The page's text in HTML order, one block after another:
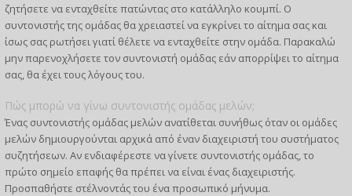
ζητήσετε να ενταχθείτε πατώντας στο κατάλληλο κουμπί. Ο
συντονιστής της ομάδας θα χρειαστεί να εγκρίνει το αίτημα σας και
ίσως σας ρωτήσει γιατί θέλετε να ενταχθείτε στην ομάδα. Παρακαλώ
μην παρενοχλήσετε τον συντονιστή ομάδας εάν απορρίψει το αίτημα
σας, θα έχει τους λόγους του.
Πώς μπορώ να γίνω συντονιστής ομάδας μελών;
Ένας συντονιστής ομάδας μελών ανατίθεται συνήθως όταν οι ομάδες
μελών δημιουργούνται αρχικά από έναν διαχειριστή του συστήματος
συζητήσεων. Αν ενδιαφέρεστε να γίνετε συντονιστής ομάδας, το
πρώτο σημείο επαφής θα πρέπει να είναι ένας διαχειριστής.
Προσπαθήστε στέλνοντάς του ένα προσωπικό μήνυμα.